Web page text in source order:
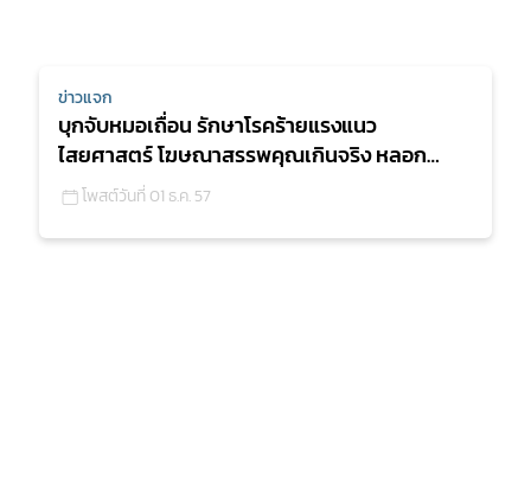
ข่าวแจก
บุกจับหมอเถื่อน รักษาโรคร้ายแรงแนว
ไสยศาสตร์ โฆษณาสรรพคุณเกินจริง หลอก
ลวงผู้บริโภค ยึดของกลางร่วม 10
โพสต์วันที่ 01 ธ.ค. 57